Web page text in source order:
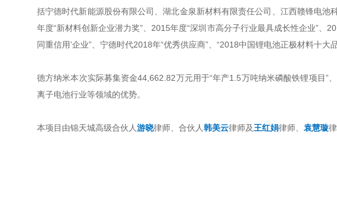
括宁德时代新能源股份有限公司、湖北金泉新材料有限责任公司、江西赣锋电
年度“新材料创新企业潜力奖”、2015年度“深圳市高分子行业最具成长性企业”、
同重信用’企业”、宁德时代2018年“优秀供应商”、“2018中国锂电池正极材料十大
德方纳米本次实际募集资金44,662.82万元用于“年产1.5万吨纳米磷酸铁锂项目”
离子电池行业等领域的优势。
本项目由锦天城高级合伙人游晓律师、合伙人韩美云律师及王红娟律师、 袁慧璇